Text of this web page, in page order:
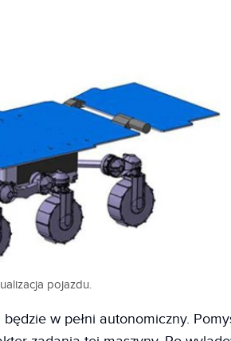
pojazdu.
w pełni autonomiczny.